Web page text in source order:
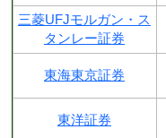
三菱UFJモルガン・ス
タンレー証券
東海東京証券
東洋証券